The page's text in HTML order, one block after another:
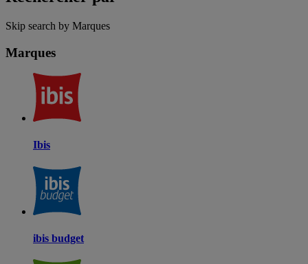
Skip search by Marques
Marques
Ibis
ibis budget